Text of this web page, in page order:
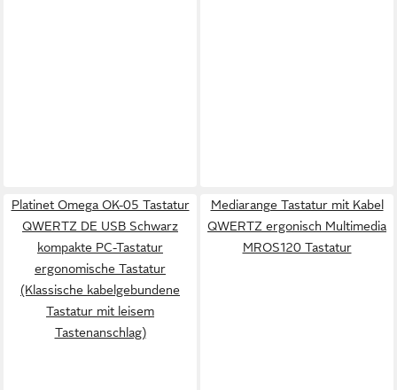
Platinet Omega OK-05 Tastatur
QWERTZ DE USB Schwarz
kompakte PC-Tastatur
ergonomische Tastatur
(Klassische kabelgebundene
Tastatur mit leisem
Tastenanschlag)
Mediarange Tastatur mit Kabel
QWERTZ ergonisch Multimedia
MROS120 Tastatur